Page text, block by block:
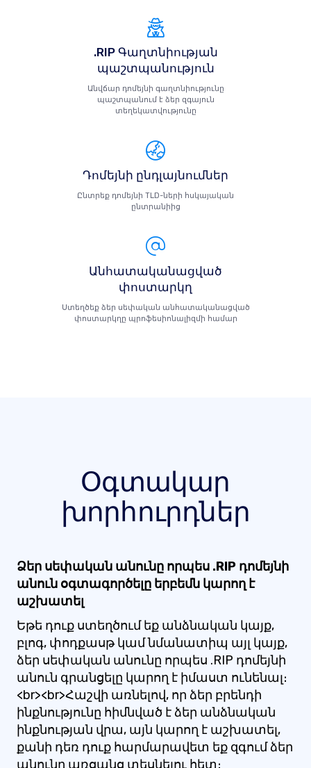
.RIP Գաղտնիության
պաշտպանություն
Անվճար դոմեյնի գաղտնիությունը
պաշտպանում է ձեր զգայուն
տեղեկատվությունը
Դոմեյնի ընդլայնումներ
Ընտրեք դոմեյնի TLD-ների հսկայական
ընտրանիից
Անհատականացված
փոստարկղ
Ստեղծեք ձեր սեփական անհատականացված
փոստարկղը պրոֆեսիոնալիզմի համար
Օգտակար
խորհուրդներ
Ձեր սեփական անունը որպես .RIP դոմեյնի
անուն օգտագործելը երբեմն կարող է
աշխատել
Եթե դուք ստեղծում եք անձնական կայք,
բլոգ, փոդքասթ կամ նմանատիպ այլ կայք,
ձեր սեփական անունը որպես .RIP դոմեյնի
անուն գրանցելը կարող է իմաստ ունենալ։
<br><br>Հաշվի առնելով, որ ձեր բրենդի
ինքնությունը հիմնված է ձեր անձնական
ինքնության վրա, այն կարող է աշխատել,
քանի դեռ դուք հարմարավետ եք զգում ձեր
անունը առցանց տեսնելու հետ։